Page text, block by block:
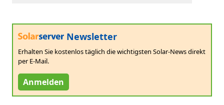
Newsletter
Erhalten Sie kostenlos täglich die wichtigsten Solar-News direkt
per E-Mail.
Anmelden